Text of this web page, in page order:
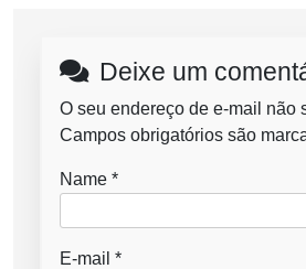
Deixe um
O seu endereço de e-mail não
Campos obrigatórios são
Name *
E-mail *